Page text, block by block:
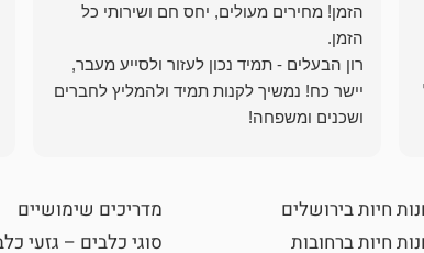
הזמן! מחירים מעולים, יחס חם ושירותי כל
רון הבעלים - תמיד נכון לעזור ולסייע מעבר,
יישר כח! נמשיך לקנות תמיד ולהמליץ לחברים
ושכנים ומשפחה!
חיות בירושלים
חיות ברחובות
מדריכים שימושיים
סוגי כלבים – גזעי